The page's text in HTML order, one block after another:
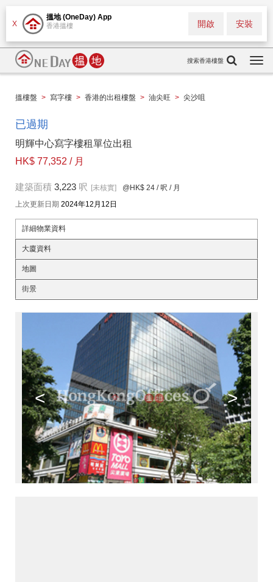
X
搵地 (OneDay) App
香港搵樓 安裝
開啟
搜索香港樓盤
搵樓盤 > 寫字樓 > 香港的出租樓盤 > 油尖旺 > 尖沙咀
已過期
明輝中心寫字樓租單位出租
HK$ 77,352 / 月
建築面積 3,223 呎 [未核實] @HK$ 24 / 呎 / 月
上次更新日期 2024年12月12日
詳細物業資料
大廈資料
地圖
街景
< >